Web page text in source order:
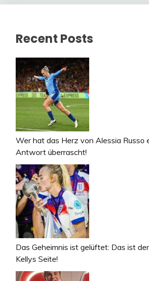
Recent Posts
Wer hat das Herz von Alessia Russo
Antwort überrascht!
Das Geheimnis ist gelüftet: Das ist
Kellys Seite!